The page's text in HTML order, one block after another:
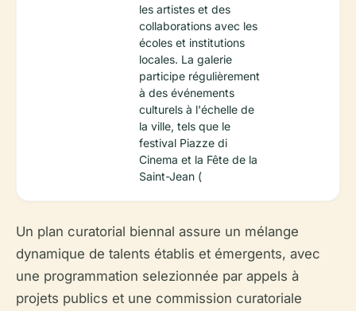
les artistes et des
collaborations avec les
écoles et institutions
locales. La galerie
participe régulièrement
à des événements
culturels à l'échelle de
la ville, tels que le
festival Piazze di
Cinema et la Fête de la
Saint-Jean (
Un plan curatorial biennal assure un mélange
dynamique de talents établis et émergents, avec
une programmation selezionnée par appels à
projets publics et une commission curatoriale